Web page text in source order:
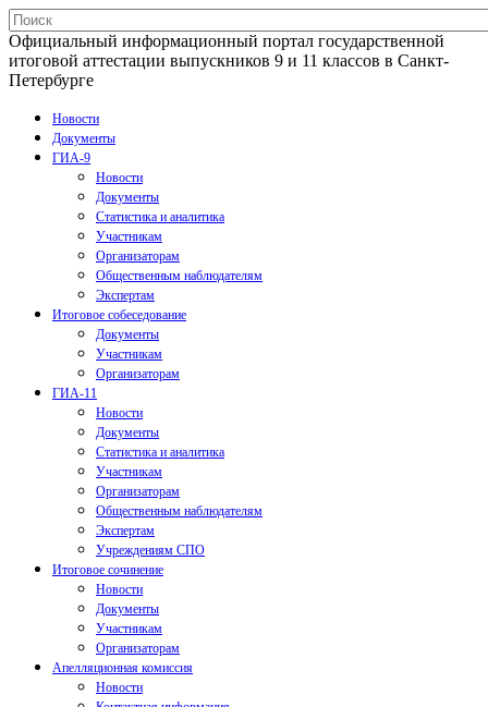
Официальный информационный портал государственной
итоговой аттестации выпускников 9 и 11 классов в Санкт-
Петербурге
Новости
Документы
ГИА-9
Новости
Документы
Статистика и аналитика
Участникам
Организаторам
Общественным наблюдателям
Экспертам
Итоговое собеседование
Документы
Участникам
Организаторам
ГИА-11
Новости
Документы
Статистика и аналитика
Участникам
Организаторам
Общественным наблюдателям
Экспертам
Учреждениям СПО
Итоговое сочинение
Новости
Документы
Участникам
Организаторам
Апелляционная комиссия
Новости